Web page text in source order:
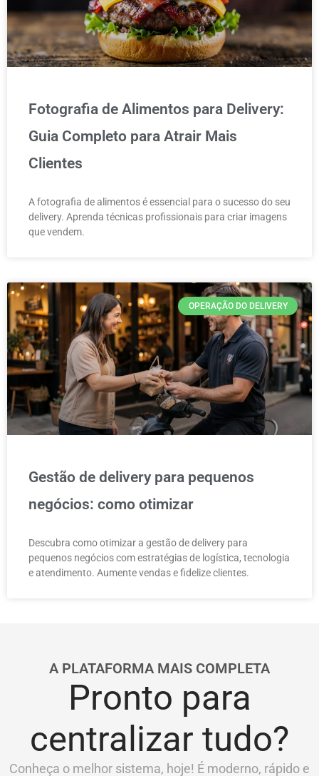
Fotografia de Alimentos para Delivery:
Guia Completo para Atrair Mais
Clientes
A fotografia de alimentos é essencial para o sucesso do seu
delivery. Aprenda técnicas profissionais para criar imagens
que vendem.
OPERAÇÃO DO DELIVERY
Gestão de delivery para pequenos
negócios: como otimizar
Descubra como otimizar a gestão de delivery para
pequenos negócios com estratégias de logística, tecnologia
e atendimento. Aumente vendas e fidelize clientes.
A PLATAFORMA MAIS COMPLETA
Pronto para
centralizar tudo?
Conheça o melhor sistema, hoje! É moderno, rápido e